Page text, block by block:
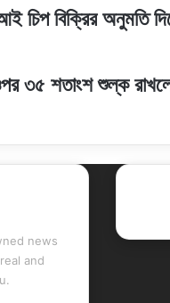
চিপ বিক্রির অনুমতি
৩৫ শতাংশ শুল্ক
news
and